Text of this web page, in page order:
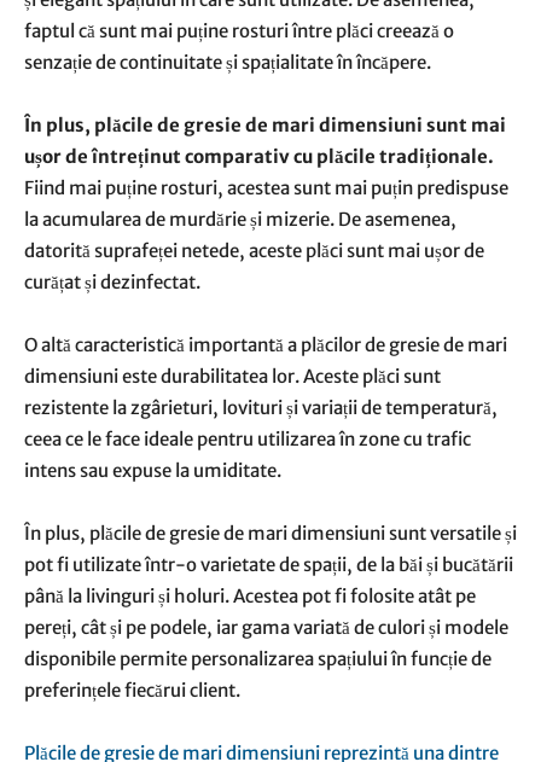
faptul că sunt mai puține rosturi între plăci creează o
senzație de continuitate și spațialitate în încăpere.
În plus, plăcile de gresie de mari dimensiuni sunt mai
ușor de întreținut comparativ cu plăcile tradiționale.
Fiind mai puține rosturi, acestea sunt mai puțin predispuse
la acumularea de murdărie și mizerie. De asemenea,
datorită suprafeței netede, aceste plăci sunt mai ușor de
curățat și dezinfectat.
O altă caracteristică importantă a plăcilor de gresie de mari
dimensiuni este durabilitatea lor. Aceste plăci sunt
rezistente la zgârieturi, lovituri și variații de temperatură,
ceea ce le face ideale pentru utilizarea în zone cu trafic
intens sau expuse la umiditate.
În plus, plăcile de gresie de mari dimensiuni sunt versatile și
pot fi utilizate într-o varietate de spații, de la băi și bucătării
până la livinguri și holuri. Acestea pot fi folosite atât pe
pereți, cât și pe podele, iar gama variată de culori și modele
disponibile permite personalizarea spațiului în funcție de
preferințele fiecărui client.
Plăcile de gresie de mari dimensiuni reprezintă una dintre